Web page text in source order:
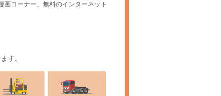
コーナー、無料のインターネット
す。